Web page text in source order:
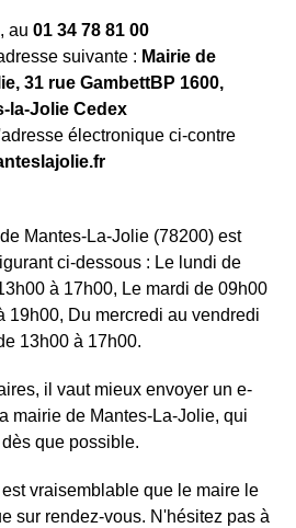
au 01 34 78 81 00
suivante : Mairie de
31 rue GambettBP 1600,
la-Jolie Cedex
électronique ci-contre
Mantes-La-Jolie (78200) est
ci-dessous : Le lundi de
à 17h00, Le mardi de 09h00
19h00, Du mercredi au vendredi
13h00 à 17h00.
il vaut mieux envoyer un e-
mairie de Mantes-La-Jolie, qui
que possible.
vraisemblable que le maire le
sur rendez-vous. N'hésitez pas à